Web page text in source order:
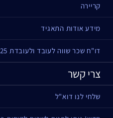
קריירה
מידע אודות התאגיד
דו"ח שכר שווה לעובד ולעובדת 2025
צרי קשר
שלחי לנו דוא"ל